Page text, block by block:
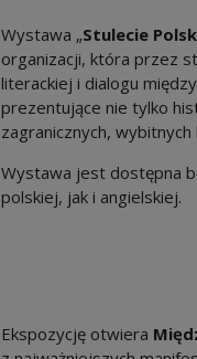
Wystawa „Stulecie
organizacji, która przez
literackiej i dialogu
prezentujące nie tylko
zagranicznych,
Wystawa jest dostępna
polskiej, jak i angielskiej.
Ekspozycję otwiera